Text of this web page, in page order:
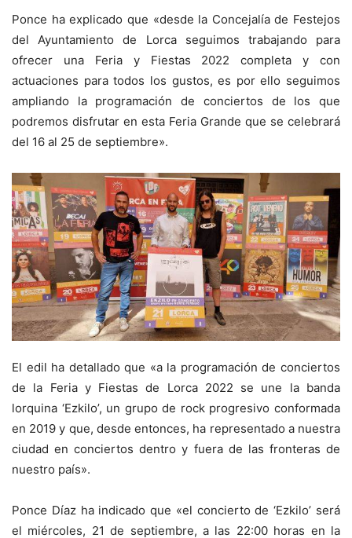
Ponce ha explicado que «desde la Concejalía de Festejos
del Ayuntamiento de Lorca seguimos trabajando para
ofrecer una Feria y Fiestas 2022 completa y con
actuaciones para todos los gustos, es por ello seguimos
ampliando la programación de conciertos de los que
podremos disfrutar en esta Feria Grande que se celebrará
del 16 al 25 de septiembre».
El edil ha detallado que «a la programación de conciertos
de la Feria y Fiestas de Lorca 2022 se une la banda
lorquina ‘Ezkilo’, un grupo de rock progresivo conformada
en 2019 y que, desde entonces, ha representado a nuestra
ciudad en conciertos dentro y fuera de las fronteras de
nuestro país».
Ponce Díaz ha indicado que «el concierto de ‘Ezkilo’ será
el miércoles, 21 de septiembre, a las 22:00 horas en la